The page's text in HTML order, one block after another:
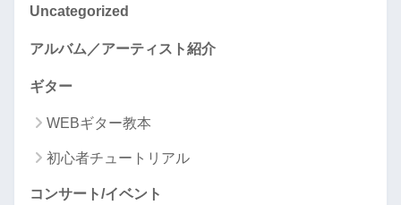
Uncategorized
アルバム／アーティスト紹介
ギター
WEBギター教本
初心者チュートリアル
コンサート/イベント